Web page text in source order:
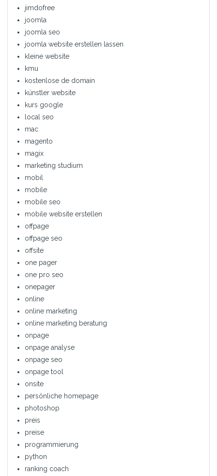
jimdofree
joomla
joomla seo
joomla website erstellen lassen
kleine website
kmu
kostenlose de domain
künstler website
kurs google
local seo
mac
magento
magix
marketing studium
mobil
mobile
mobile seo
mobile website erstellen
offpage
offpage seo
offsite
one pager
one pro seo
onepager
online
online marketing
online marketing beratung
onpage
onpage analyse
onpage seo
onpage tool
onsite
persönliche homepage
photoshop
preis
preise
programmierung
python
ranking coach